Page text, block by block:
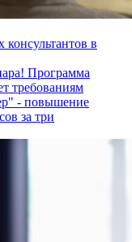
в
Программа
требованиям
- повышение
за три